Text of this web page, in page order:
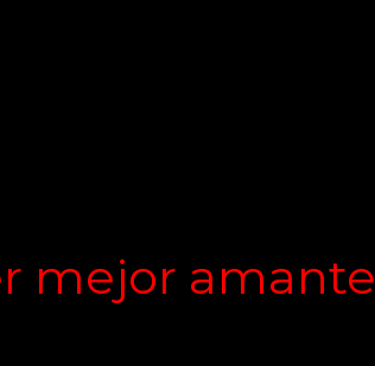
mejor amante